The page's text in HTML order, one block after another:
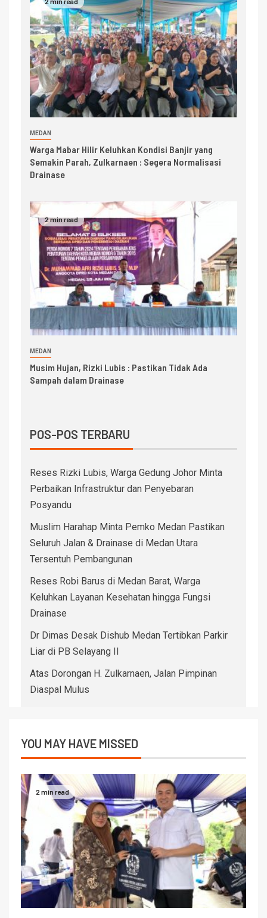
MEDAN
Warga Mabar Hilir Keluhkan Kondisi Banjir yang
Semakin Parah, Zulkarnaen : Segera Normalisasi
Drainase
2 min read
MEDAN
Musim Hujan, Rizki Lubis : Pastikan Tidak Ada
Sampah dalam Drainase
POS-POS TERBARU
Reses Rizki Lubis, Warga Gedung Johor Minta
Perbaikan Infrastruktur dan Penyebaran
Posyandu
Muslim Harahap Minta Pemko Medan Pastikan
Seluruh Jalan & Drainase di Medan Utara
Tersentuh Pembangunan
Reses Robi Barus di Medan Barat, Warga
Keluhkan Layanan Kesehatan hingga Fungsi
Drainase
Dr Dimas Desak Dishub Medan Tertibkan Parkir
Liar di PB Selayang II
Atas Dorongan H. Zulkarnaen, Jalan Pimpinan
Diaspal Mulus
YOU MAY HAVE MISSED
2 min read